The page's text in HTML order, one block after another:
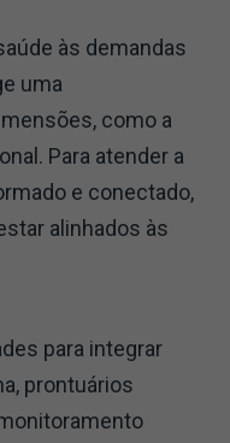
às demandas
uma
como a
Para atender a
e conectado,
alinhados às
para integrar
prontuários